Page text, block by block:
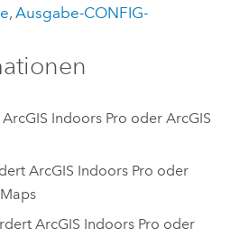
, Ausgabe-CONFIG-
Indoors Pro oder ArcGIS
ArcGIS Indoors Pro oder
ArcGIS Indoors Pro oder